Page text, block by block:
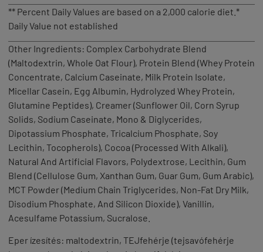
** Percent Daily Values are based on a 2,000 calorie diet.*
Daily Value not established
Other Ingredients: Complex Carbohydrate Blend
(Maltodextrin, Whole Oat Flour), Protein Blend (Whey Protein
Concentrate, Calcium Caseinate, Milk Protein Isolate,
Micellar Casein, Egg Albumin, Hydrolyzed Whey Protein,
Glutamine Peptides), Creamer (Sunflower Oil, Corn Syrup
Solids, Sodium Caseinate, Mono & Diglycerides,
Dipotassium Phosphate, Tricalcium Phosphate, Soy
Lecithin, Tocopherols), Cocoa (Processed With Alkali),
Natural And Artificial Flavors, Polydextrose, Lecithin, Gum
Blend (Cellulose Gum, Xanthan Gum, Guar Gum, Gum Arabic),
MCT Powder (Medium Chain Triglycerides, Non-Fat Dry Milk,
Disodium Phosphate, And Silicon Dioxide), Vanillin,
Acesulfame Potassium, Sucralose.
Eper ízesítés: maltodextrin, TEJfehérje (tejsavófehérje